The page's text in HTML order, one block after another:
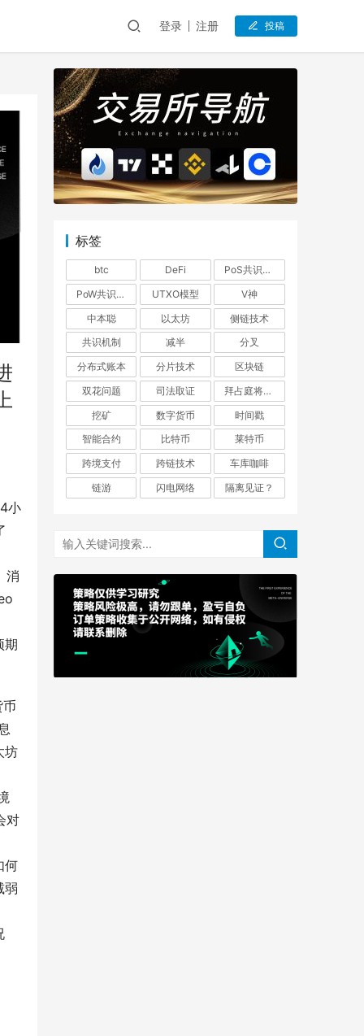
登录 注册 投稿
小
消
期
坊
对
何
弱
标签
btc DeFi
PoS共识机制
PoW共识机制
UTXO模型
V神
中本聪
以太坊
侧链技术
共识机制
减半
分叉
分布式账本
分片技术
区块链
双花问题
司法取证
拜占庭将军问题
挖矿
数字货币
时间戳
智能合约
比特币
莱特币
跨境支付
跨链技术
车库咖啡
链游
闪电网络 隔离见证？